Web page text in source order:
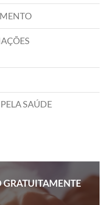
SAÚDE
GRATUITAMENTE